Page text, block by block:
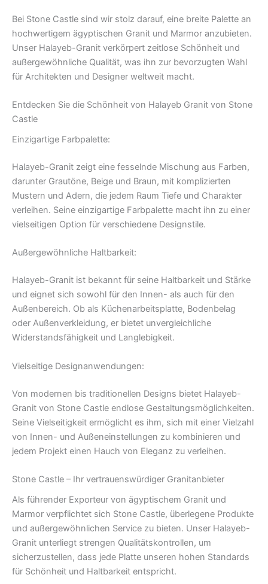
Bei Stone Castle sind wir stolz darauf, eine breite Palette an
hochwertigem ägyptischen Granit und Marmor anzubieten.
Unser Halayeb-Granit verkörpert zeitlose Schönheit und
außergewöhnliche Qualität, was ihn zur bevorzugten Wahl
für Architekten und Designer weltweit macht.
Entdecken Sie die Schönheit von Halayeb Granit von Stone
Castle
Einzigartige Farbpalette:
Halayeb-Granit zeigt eine fesselnde Mischung aus Farben,
darunter Grautöne, Beige und Braun, mit komplizierten
Mustern und Adern, die jedem Raum Tiefe und Charakter
verleihen. Seine einzigartige Farbpalette macht ihn zu einer
vielseitigen Option für verschiedene Designstile.
Außergewöhnliche Haltbarkeit:
Halayeb-Granit ist bekannt für seine Haltbarkeit und Stärke
und eignet sich sowohl für den Innen- als auch für den
Außenbereich. Ob als Küchenarbeitsplatte, Bodenbelag
oder Außenverkleidung, er bietet unvergleichliche
Widerstandsfähigkeit und Langlebigkeit.
Vielseitige Designanwendungen:
Von modernen bis traditionellen Designs bietet Halayeb-
Granit von Stone Castle endlose Gestaltungsmöglichkeiten.
Seine Vielseitigkeit ermöglicht es ihm, sich mit einer Vielzahl
von Innen- und Außeneinstellungen zu kombinieren und
jedem Projekt einen Hauch von Eleganz zu verleihen.
Stone Castle – Ihr vertrauenswürdiger Granitanbieter
Als führender Exporteur von ägyptischem Granit und
Marmor verpflichtet sich Stone Castle, überlegene Produkte
und außergewöhnlichen Service zu bieten. Unser Halayeb-
Granit unterliegt strengen Qualitätskontrollen, um
sicherzustellen, dass jede Platte unseren hohen Standards
für Schönheit und Haltbarkeit entspricht.